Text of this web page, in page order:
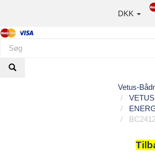
DKK
Vetus-